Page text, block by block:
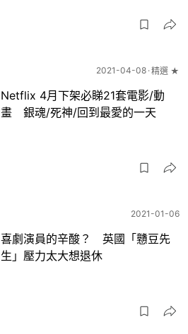
2021-04-08 精選 ★
Netflix 4月下架必睇21套電影/動
畫 銀魂/死神/回到最愛的一天
2021-01-06
喜劇演員的辛酸？ 英國「戇豆先
生」壓力太大想退休